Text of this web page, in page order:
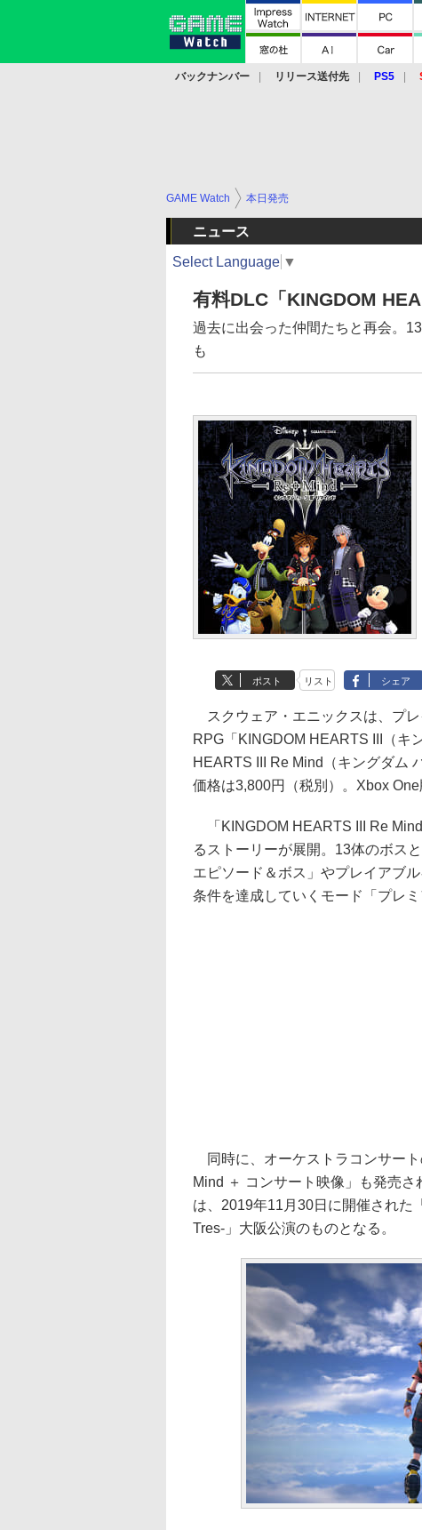
バックナンバー リリース送付先 PS5
GAME Watch 本日発売
ニュース
Select Language ▼
有料DLC「KINGDOM
過去に出会った仲間たちと再会。
も
ポスト リスト シェア
スクウェア・エニックスは、プ
RPG「KINGDOM HEARTS III（キ
HEARTS III Re Mind（キングダム
価格は3,800円（税別）。Xbox
「KINGDOM HEARTS III Re
るストーリーが展開。13体のボス
エピソード＆ボス」やプレイアブ
条件を達成していくモード「プレ
同時に、オーケストラコンサー
Mind ＋ コンサート映像」も発売
は、2019年11月30日に開催された
Tres-」大阪公演のものとなる。